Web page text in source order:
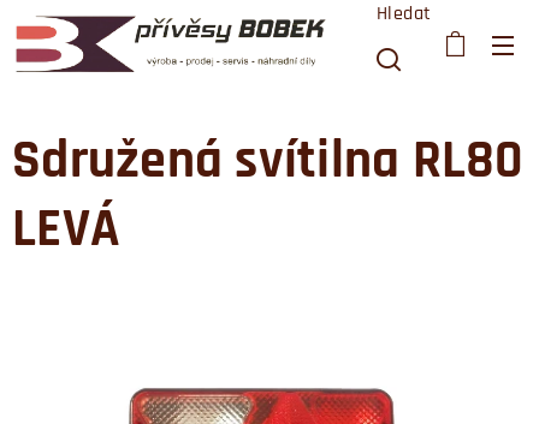
Hledat
Sdružená svítilna RL80
LEVÁ